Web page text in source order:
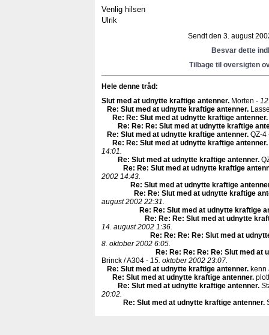
Venlig hilsen
Ulrik
Sendt den 3. august
Besvar dette
Tilbage til oversigten
Hele denne tråd:
Slut med at udnytte kraftige antenner. Morten -
Re: Slut med at udnytte kraftige antenner.
Re: Re: Slut med at udnytte kraftige antenner.
Re: Re: Re: Slut med at udnytte kraftige
Re: Slut med at udnytte kraftige antenner. QZ-
Re: Re: Slut med at udnytte kraftige antenner.
14:01.
Re: Slut med at udnytte kraftige antenner.
Re: Re: Slut med at udnytte kraftige
2002 14:43.
Re: Slut med at udnytte kraftige
Re: Re: Slut med at udnytte kraftige
august 2002 22:31.
Re: Re: Slut med at udnytte kraftige
Re: Re: Re: Slut med at udnytte
14. august 2002 1:36.
Re: Re: Re: Re: Slut med at
8. oktober 2002 6:05.
Re: Re: Re: Re: Re: Slut med at
Brinck / A304 - 15. oktober 2002 23:07.
Re: Slut med at udnytte kraftige antenner. kenn
Re: Slut med at udnytte kraftige antenner.
Re: Slut med at udnytte kraftige antenner.
20:02.
Re: Slut med at udnytte kraftige antenner.